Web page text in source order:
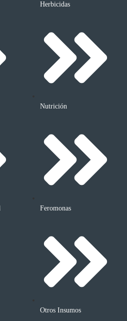
Herbicidas
Nutrición
Feromonas
Otros Insumos